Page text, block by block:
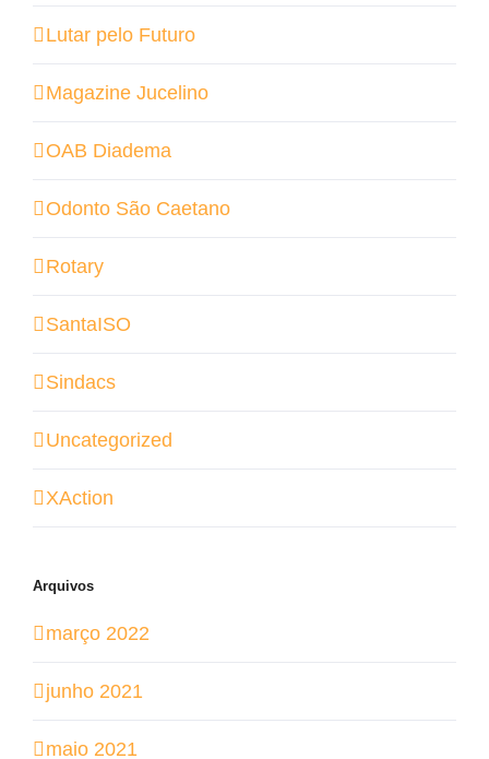
Lutar pelo Futuro
Magazine Jucelino
OAB Diadema
Odonto São Caetano
Rotary
SantaISO
Sindacs
Uncategorized
XAction
Arquivos
março 2022
junho 2021
maio 2021